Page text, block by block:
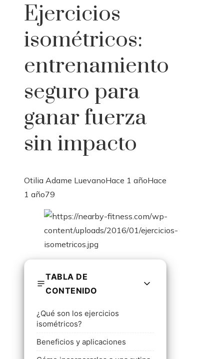
Ejercicios
isométricos:
entrenamiento
seguro para
ganar fuerza
sin impacto
Otilia Adame LuevanoHace 1 añoHace
1 año79
TABLA DE
CONTENIDO
¿Qué son los ejercicios
isométricos?
Beneficios y aplicaciones